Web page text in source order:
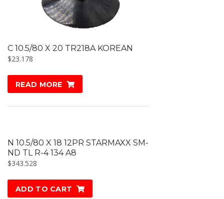
C 10.5/80 X 20 TR218A KOREAN
$23.178
READ MORE
N 10.5/80 X 18 12PR STARMAXX SM-
ND TL R-4 134 A8
$343.528
ADD TO CART